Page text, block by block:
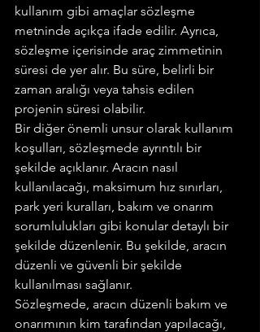
kullanım gibi amaçlar sözleşme
metninde açıkça ifade edilir. Ayrıca,
sözleşme içerisinde araç zimmetinin
süresi de yer alır. Bu süre, belirli bir
zaman aralığı veya tahsis edilen
projenin süresi olabilir.
Bir diğer önemli unsur olarak kullanım
koşulları, sözleşmede ayrıntılı bir
şekilde açıklanır. Aracın nasıl
kullanılacağı, maksimum hız sınırları,
park yeri kuralları, bakım ve onarım
sorumlulukları gibi konular detaylı bir
şekilde düzenlenir. Bu şekilde, aracın
düzenli ve güvenli bir şekilde
kullanılması sağlanır.
Sözleşmede, aracın düzenli bakım ve
onarımının kim tarafından yapılacağı,